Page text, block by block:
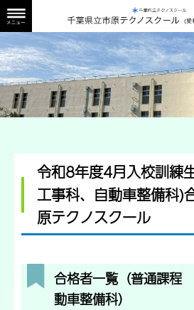
管理棟外観
令和8年度4月入校訓練
工事科、自動車整備科)
原テクノスクール
合格者一覧（普通課程
動車整備科）